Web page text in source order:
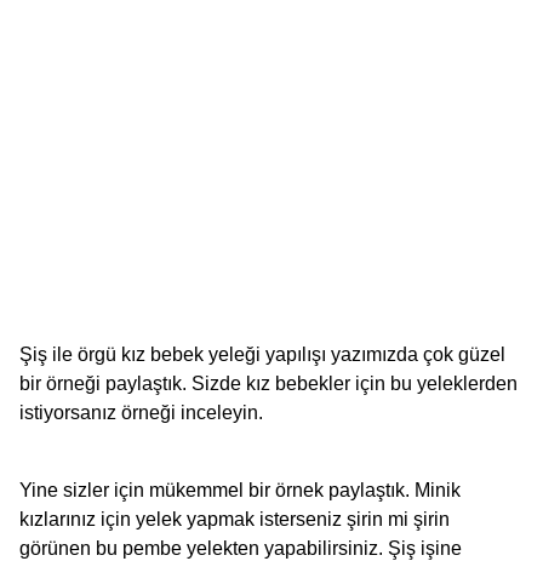
Şiş ile örgü kız bebek yeleği yapılışı yazımızda çok güzel
bir örneği paylaştık. Sizde kız bebekler için bu yeleklerden
istiyorsanız örneği inceleyin.
Yine sizler için mükemmel bir örnek paylaştık. Minik
kızlarınız için yelek yapmak isterseniz şirin mi şirin
görünen bu pembe yelekten yapabilirsiniz. Şiş işine